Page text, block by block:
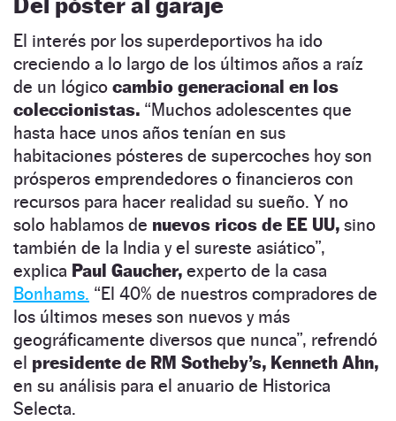
El interés por los superdeportivos ha ido
creciendo a lo largo de los últimos años a raíz
de un lógico cambio generacional en los
coleccionistas. “Muchos adolescentes que
hasta hace unos años tenían en sus
habitaciones pósteres de supercoches hoy son
prósperos emprendedores o financieros con
recursos para hacer realidad su sueño. Y no
solo hablamos de nuevos ricos de EE UU, sino
también de la India y el sureste asiático”,
explica Paul Gaucher, experto de la casa
Bonhams. “El 40% de nuestros compradores de
los últimos meses son nuevos y más
geográficamente diversos que nunca”, refrendó
el presidente de RM Sotheby’s, Kenneth Ahn,
en su análisis para el anuario de Historica
Selecta.